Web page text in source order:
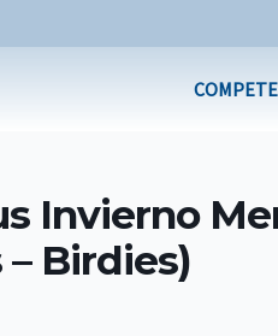
Invierno
– Birdies)